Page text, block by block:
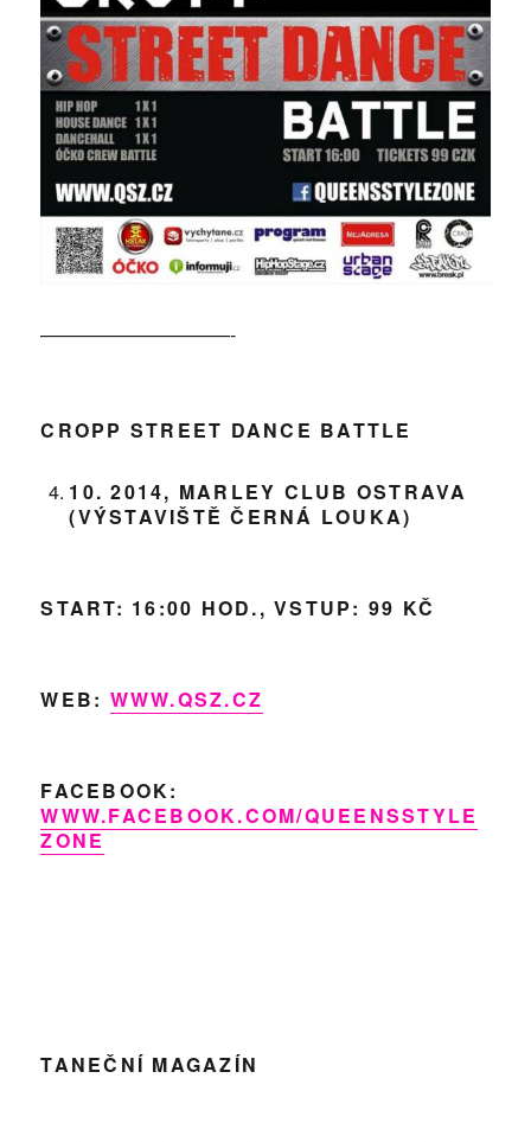
——————————-
CROPP STREET DANCE BATTLE
10. 2014, MARLEY CLUB OSTRAVA
(VÝSTAVIŠTĚ ČERNÁ LOUKA)
START: 16:00 HOD., VSTUP: 99 KČ
WEB: WWW.QSZ.CZ
FACEBOOK:
WWW.FACEBOOK.COM/QUEENSSTYLE
ZONE
TANEČNÍ MAGAZÍN